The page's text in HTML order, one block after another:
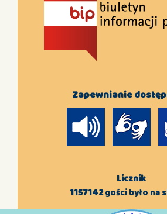
Zapewnianie
Licznik
1157142gości było na